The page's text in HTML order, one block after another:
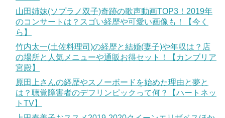
山田姉妹(ソプラノ双子)奇跡の歌声動画TOP3！2019年
のコンサートは？スゴい経歴や可愛い画像も！【今く
ら】
竹内太一(土佐料理司)の経歴と結婚(妻子)や年収は？店
の場所と人気メニューや通販お得セット！【カンブリア
宮殿】
原田上さんの経歴やスノーボードを始めた理由と夢と
は？聴覚障害者のデフリンピックって何？【ハートネッ
トTV】